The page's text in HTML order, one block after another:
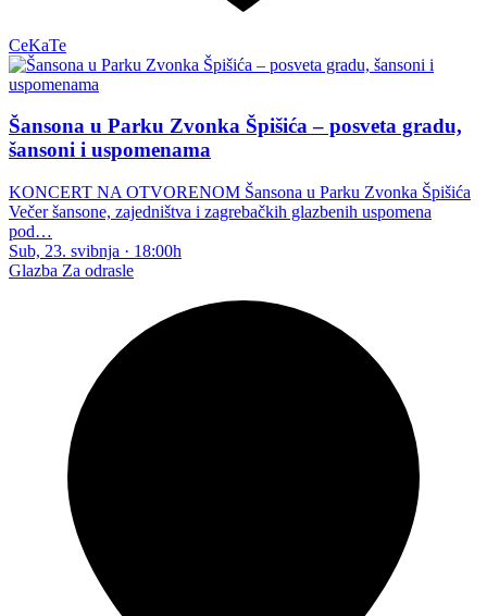
CeKaTe
Šansona u Parku Zvonka Špišića – posveta gradu,
šansoni i uspomenama
KONCERT NA OTVORENOM Šansona u Parku Zvonka Špišića
Večer šansone, zajedništva i zagrebačkih glazbenih uspomena
pod…
Sub, 23. svibnja · 18:00h
Glazba Za odrasle